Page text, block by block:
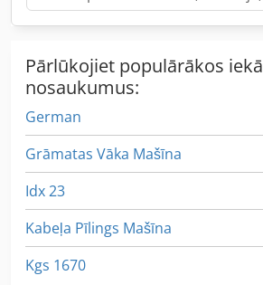
Pārlūkojiet populārākos
nosaukumus:
German
Grāmatas Vāka Mašīna
Idx 23
Kabeļa Pīlings Mašīna
Kgs 1670